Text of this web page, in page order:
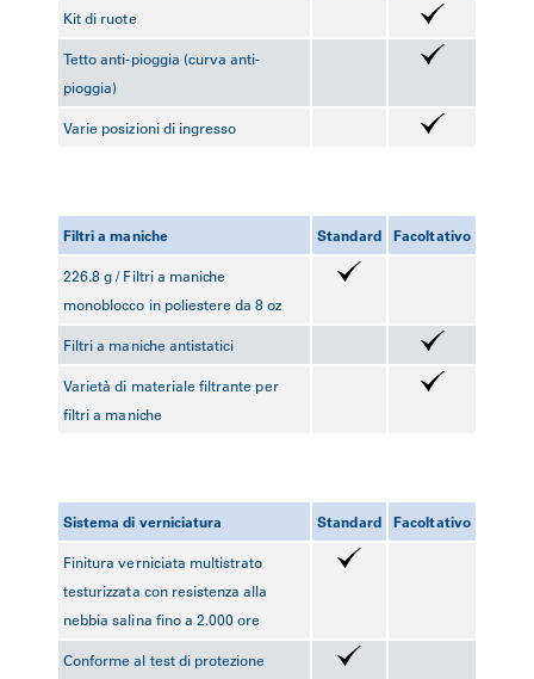
Kit di ruote
Tetto anti-pioggia (curva anti-
pioggia)
Varie posizioni di ingresso
Filtri a maniche Standard Facoltativo
226.8 g / Filtri a maniche
monoblocco in poliestere da 8 oz
Filtri a maniche antistatici
Varietà di materiale filtrante per
filtri a maniche
Sistema di verniciatura Standard Facoltativo
Finitura verniciata multistrato
testurizzata con resistenza alla
nebbia salina fino a 2.000 ore
Conforme al test di protezione